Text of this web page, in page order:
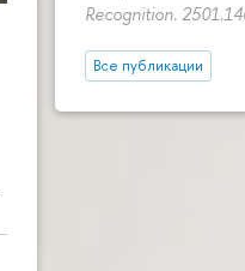
Recognition.
Все публикации